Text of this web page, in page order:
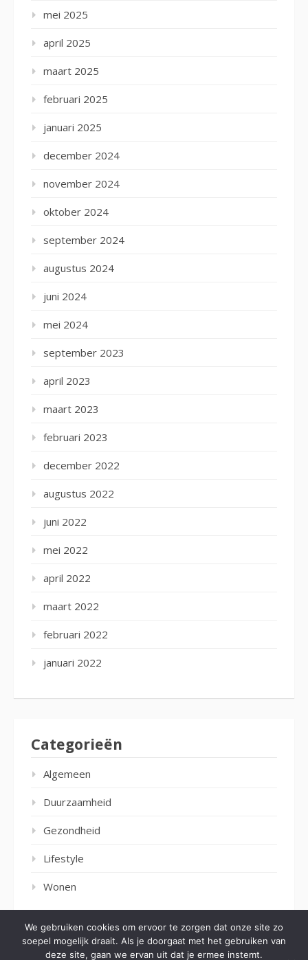
mei 2025
april 2025
maart 2025
februari 2025
januari 2025
december 2024
november 2024
oktober 2024
september 2024
augustus 2024
juni 2024
mei 2024
september 2023
april 2023
maart 2023
februari 2023
december 2022
augustus 2022
juni 2022
mei 2022
april 2022
maart 2022
februari 2022
januari 2022
Categorieën
Algemeen
Duurzaamheid
Gezondheid
Lifestyle
Wonen
We gebruiken cookies om ervoor te zorgen dat onze site zo
soepel mogelijk draait. Als je doorgaat met het gebruiken van
deze site, gaan we ervan uit dat je ermee instemt.